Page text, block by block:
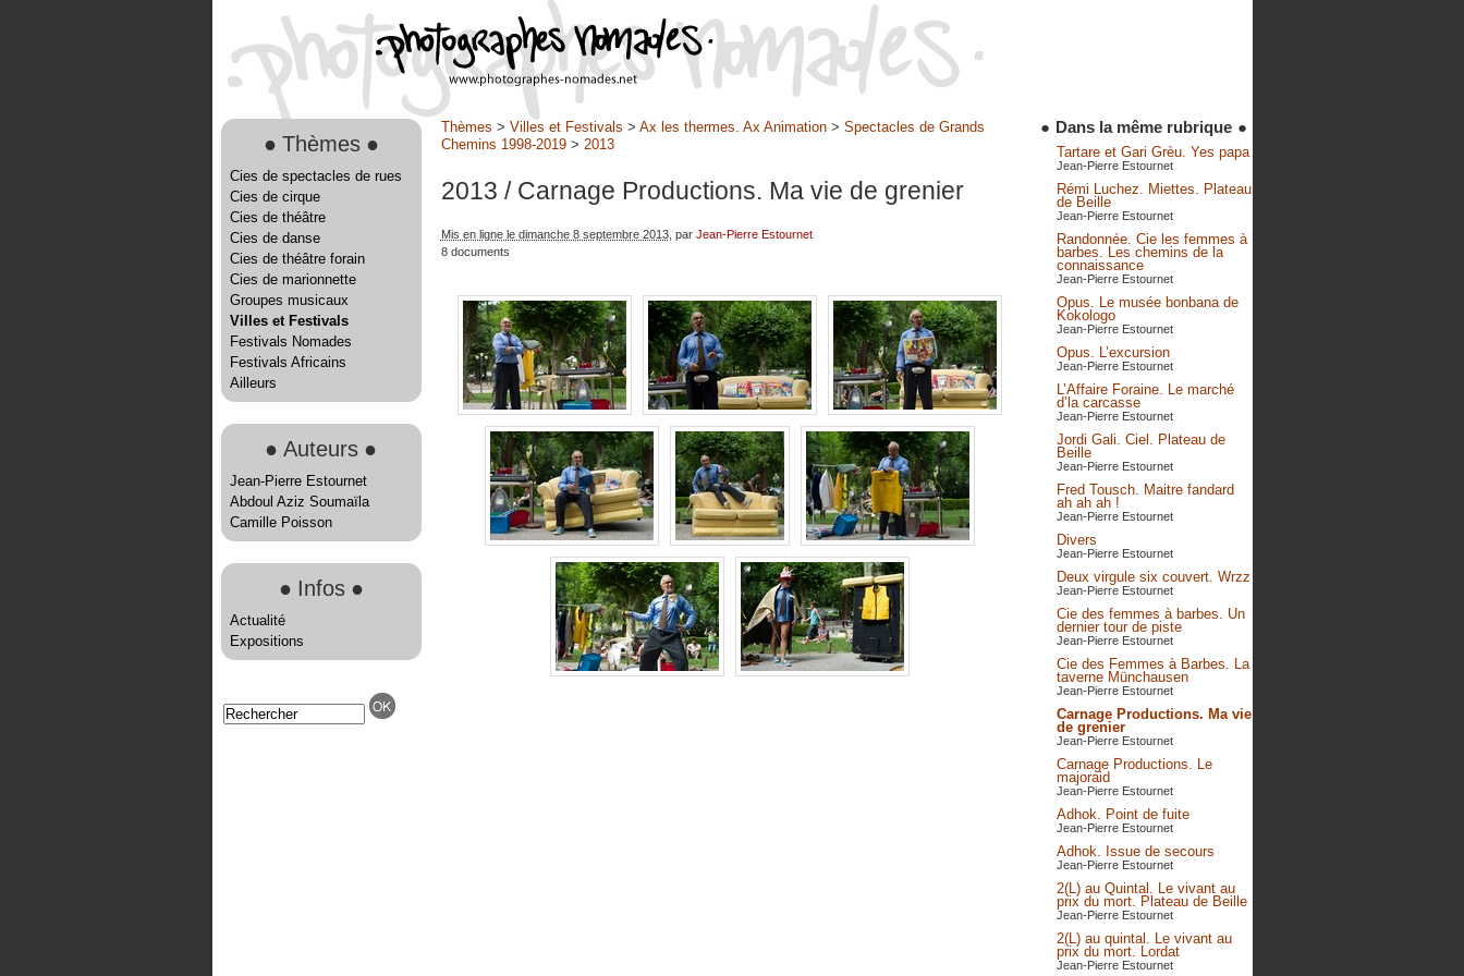
● Thèmes ●
Cies de spectacles de rues
Cies de cirque
Cies de théâtre
Cies de danse
Cies de théâtre forain
Cies de marionnette
Groupes musicaux
Villes et Festivals
Festivals Nomades
Festivals Africains
Ailleurs
● Auteurs ●
Jean-Pierre Estournet
Abdoul Aziz Soumaïla
Camille Poisson
● Infos ●
Actualité
Expositions
Thèmes > Villes et Festivals > Ax les thermes. Ax Animation> Spectacles de Grands
Chemins 1998-2019> 2013
2013 / Carnage Productions. Ma vie de grenier
Mis en ligne le dimanche 8 septembre 2013, par Jean-Pierre Estournet
8 documents
● Dans la même rubrique ●
Tartare et Gari Grèu. Yes papa
Jean-Pierre Estournet
Rémi Luchez. Miettes. Plateau
de Beille
Jean-Pierre Estournet
Randonnée. Cie les femmes à
barbes. Les chemins de la
connaissance
Jean-Pierre Estournet
Opus. Le musée bonbana de
Kokologo
Jean-Pierre Estournet
Opus. L’excursion
Jean-Pierre Estournet
L’Affaire Foraine. Le marché
d’la carcasse
Jean-Pierre Estournet
Jordi Gali. Ciel. Plateau de
Beille
Jean-Pierre Estournet
Fred Tousch. Maitre fandard
ah ah ah !
Jean-Pierre Estournet
Divers
Jean-Pierre Estournet
Deux virgule six couvert. Wrzz
Jean-Pierre Estournet
Cie des femmes à barbes. Un
dernier tour de piste
Jean-Pierre Estournet
Cie des Femmes à Barbes. La
taverne Münchausen
Jean-Pierre Estournet
Carnage Productions. Ma vie
de grenier
Jean-Pierre Estournet
Carnage Productions. Le
majoraid
Jean-Pierre Estournet
Adhok. Point de fuite
Jean-Pierre Estournet
Adhok. Issue de secours
Jean-Pierre Estournet
2(L) au Quintal. Le vivant au
prix du mort. Plateau de Beille
Jean-Pierre Estournet
2(L) au quintal. Le vivant au
prix du mort. Lordat
Jean-Pierre Estournet